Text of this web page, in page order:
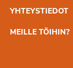
YHTEYSTIEDOT
MEILLE TÖIHIN?